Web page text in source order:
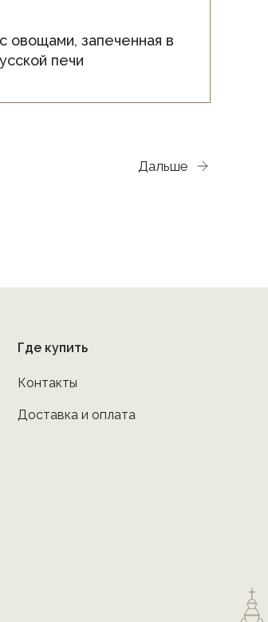
овощами, запеченная в
печи
Дальше
Где купить
Контакты
Доставка и оплата